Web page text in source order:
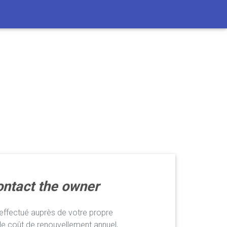
the owner
auprès de votre propre
coût de renouvellement annuel,